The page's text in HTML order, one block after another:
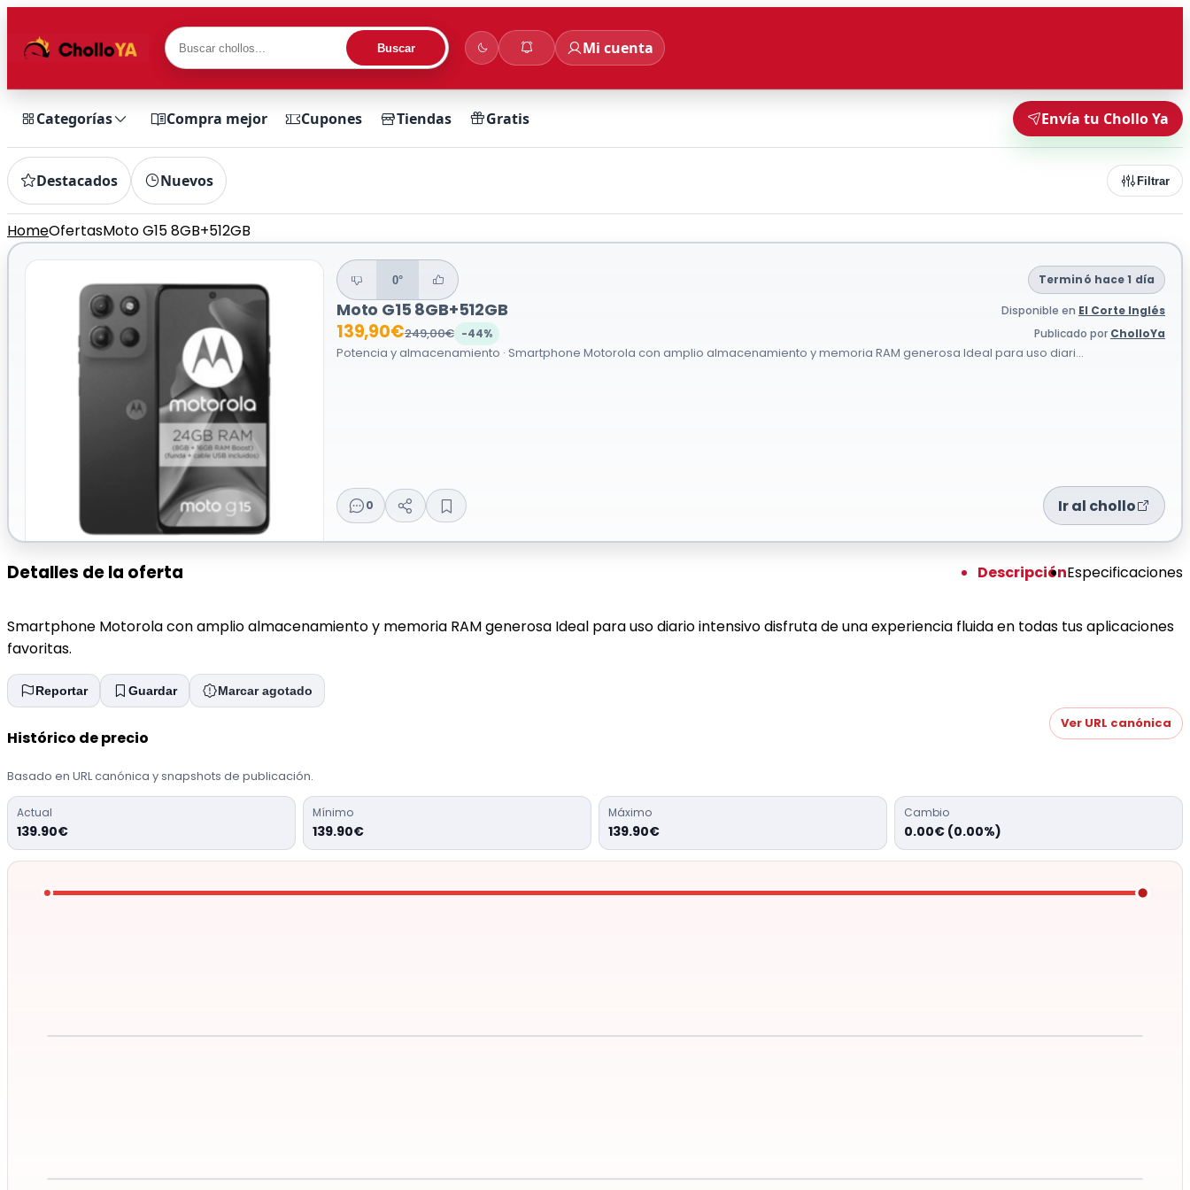
Buscar Mi cuenta
Categorías Compra mejor Cupones Tiendas Gratis Envía tu Chollo Ya
Destacados Nuevos Filtrar
HomeOfertasMoto G15 8GB+512GB
0° Terminó hace 1 día
Moto G15 8GB+512GB Disponible en El Corte Inglés
139,90€249,00€ -44% Publicado por CholloYa
Potencia y almacenamiento · Smartphone Motorola con amplio almacenamiento y memoria RAM generosa Ideal para uso diari...
0 Ir al chollo
Detalles de la oferta DescripciónEspecificaciones
Smartphone Motorola con amplio almacenamiento y memoria RAM generosa Ideal para uso diario intensivo disfruta de una experiencia fluida en todas tus aplicaciones
favoritas.
Reportar Guardar Marcar agotado
Histórico de precio
Basado en URL canónica y snapshots de publicación.
Ver URL canónica
Actual
139.90€
Mínimo
139.90€
Máximo
139.90€
Cambio
0.00€ (0.00%)